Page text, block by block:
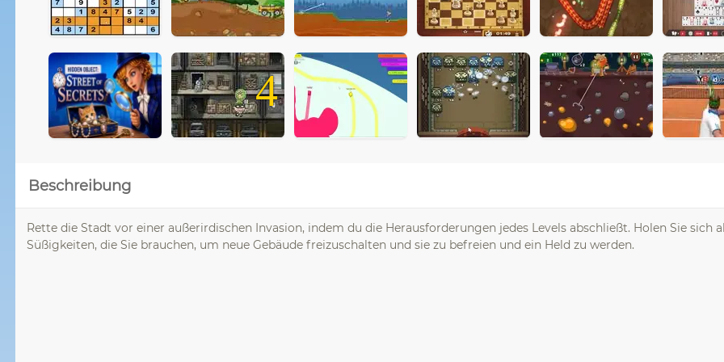
4
Beschreibung
Rette die Stadt vor einer außerirdischen Invasion, indem du die Herausforderungen jedes Levels abschließt. Holen Sie sich
Süßigkeiten, die Sie brauchen, um neue Gebäude freizuschalten und sie zu befreien und ein Held zu werden.